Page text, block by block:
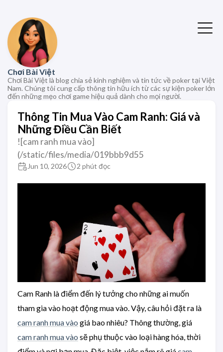
Chơi Bài Việt
Chơi Bài Việt là blog chia sẻ kinh nghiệm và tin tức về poker tại Việt
Nam. Chúng tôi cung cấp thông tin hữu ích từ các sự kiện poker lớn
đến những mẹo chơi game hiệu quả dành cho mọi người.
Thông Tin Mua Vào Cam Ranh: Giá và
Những Điều Cần Biết
![cam ranh mua vào]
(/static/files/media/019bbb9d55
Jun 10, 2026 2 phút đọc
Cam Ranh là điểm đến lý tưởng cho những ai muốn
tham gia vào hoạt động mua vào. Vậy, câu hỏi đặt ra là
cam ranh mua vào giá bao nhiêu? Thông thường, giá
cam ranh mua vào sẽ phụ thuộc vào loại hàng hóa, thời